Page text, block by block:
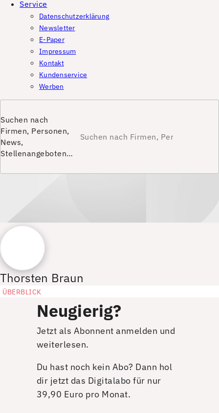
Service
Datenschutzerklärung
Newsletter
E-Paper
Impressum
Kontakt
Kundenservice
Werben
Suchen nach
Firmen, Personen,
News,
Stellenangeboten…
Thorsten Braun
ÜBERBLICK
Neugierig?
Jetzt als Abonnent anmelden und
weiterlesen.
Du hast noch kein Abo? Dann hol
dir jetzt das Digitalabo für nur
39,90 Euro pro Monat.